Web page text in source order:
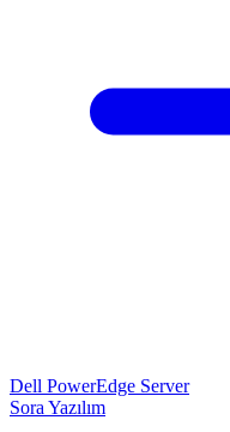
Dell PowerEdge Server
Sora Yazılım